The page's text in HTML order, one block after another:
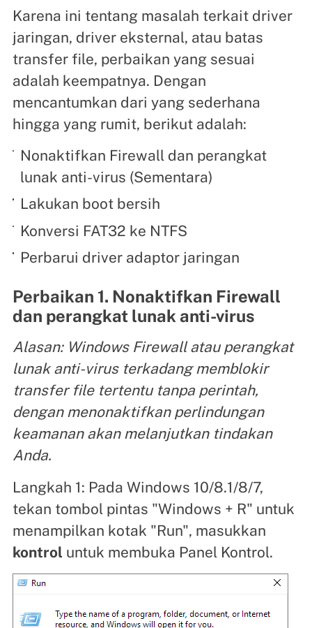
Karena ini tentang masalah terkait driver
jaringan, driver eksternal, atau batas
transfer file, perbaikan yang sesuai
adalah keempatnya. Dengan
mencantumkan dari yang sederhana
hingga yang rumit, berikut adalah:
Nonaktifkan Firewall dan perangkat
lunak anti-virus (Sementara)
Lakukan boot bersih
Konversi FAT32 ke NTFS
Perbarui driver adaptor jaringan
Perbaikan 1. Nonaktifkan Firewall
dan perangkat lunak anti-virus
Alasan: Windows Firewall atau perangkat
lunak anti-virus terkadang memblokir
transfer file tertentu tanpa perintah,
dengan menonaktifkan perlindungan
keamanan akan melanjutkan tindakan
Anda.
Langkah 1: Pada Windows 10/8.1/8/7,
tekan tombol pintas "Windows + R" untuk
menampilkan kotak "Run", masukkan
kontrol untuk membuka Panel Kontrol.